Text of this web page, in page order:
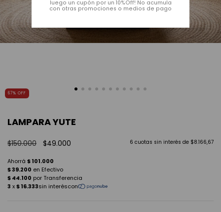
67% OFF
LAMPARA YUTE
$150.000 $49.000 6 cuotas sin interés de $8.166,67
luego un cupón por un 10%Off! No acumula
con otras promociones o medios de pago